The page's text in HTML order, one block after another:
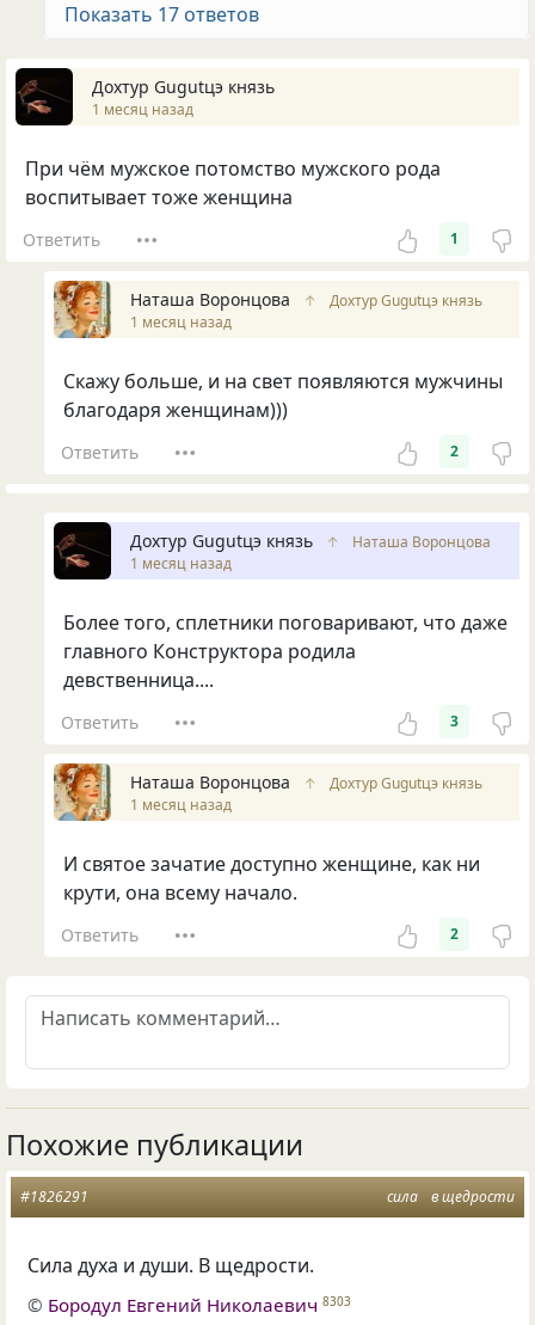
Показать 17 ответов
Дохтур Gugutцэ князь
1 месяц назад
При чём мужское потомство мужского рода
воспитывает тоже женщина
Ответить 1
Наташа Воронцова ↑
Дохтур Gugutцэ князь
1 месяц назад
Скажу больше, и на свет появляются мужчины
благодаря женщинам)))
Ответить 2
Дохтур Gugutцэ князь ↑
Наташа Воронцова
1 месяц назад
Более того, сплетники поговаривают, что даже
главного Конструктора родила
девственница....
Ответить 3
Наташа Воронцова ↑
Дохтур Gugutцэ князь
1 месяц назад
И святое зачатие доступно женщине, как ни
крути, она всему начало.
Ответить 2
Похожие публикации
сила в щедрости
#1826291
Сила духа и души. В щедрости.
© Бородул Евгений Николаевич 8303